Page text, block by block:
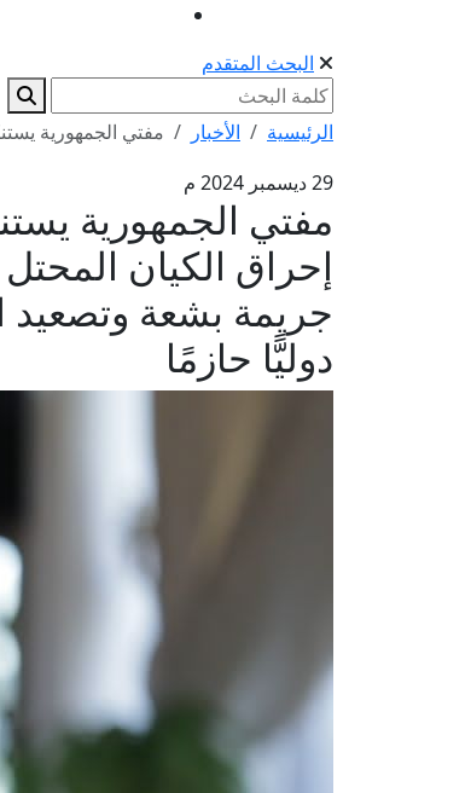
البحث المتقدم
الرئيسية الأخبار
مفتي الجمهورية
29 ديسمبر 2024 م
مفتي الجمهورية
إحراق الكيان
جريمة بشعة
دوليًّا حازمًا